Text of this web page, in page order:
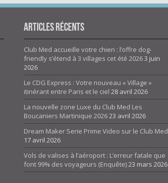
Articles Récents
Club Med accueille votre chien : l’offre dog-
friendly s’étend à 3 villages cet été 20263 juin
2026
Le CDG Express : Votre nouveau « Village »
itinérant entre Paris et le ciel 28 avril 2026
La nouvelle zone Luxe du Club Med Les
Boucaniers Martinique 202623 avril 2026
Dream Maker Serie Prime Video sur le Club Med
17 avril 2026
Vols de valises à l’aéroport : L’erreur fatale que
font 99% des voyageurs (Enquête)23 mars 2026